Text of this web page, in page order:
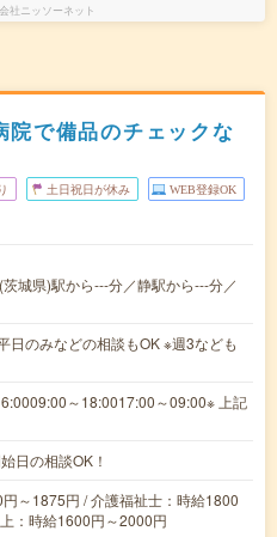
社ニッソーネット
で備品のチェックな
土日祝日が休み WEB登録OK
城県)駅から---分／静駅から---分／
日のみなどの相談もOK ※週3なども
～18:0017:00～09:00※ 上記
日の相談OK！
～1875円 / 介護福祉士：時給1800
：時給1600円～2000円